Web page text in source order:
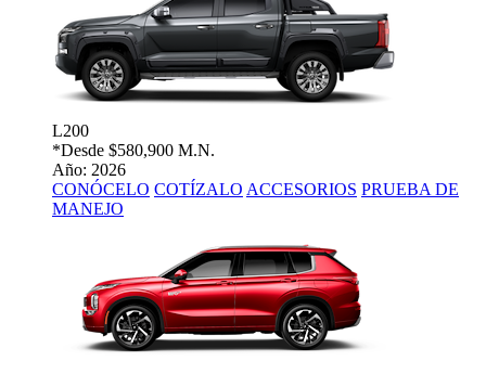
L200
*Desde $580,900 M.N.
Año: 2026
CONÓCELO COTÍZALO ACCESORIOS PRUEBA DE
MANEJO